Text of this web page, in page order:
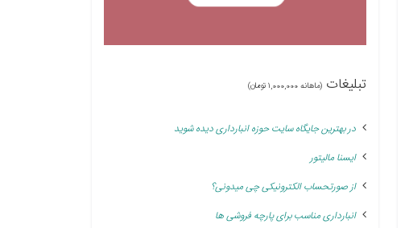
تبلیغات (ماهانه 1,000,000 تومان)
در بهترین جایگاه سایت حوزه انبارداری دیده شوید
ایسنا مالیتور
از صورتحساب الکترونیکی چی میدونی؟
انبارداری مناسب برای پارچه فروشی ها